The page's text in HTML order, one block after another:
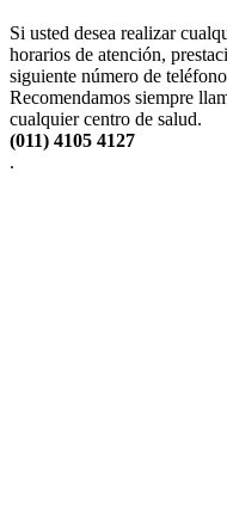
Si usted desea realizar
horarios de atención,
siguiente número de
Recomendamos siempre
cualquier centro de salud.
(011) 4105 4127
.